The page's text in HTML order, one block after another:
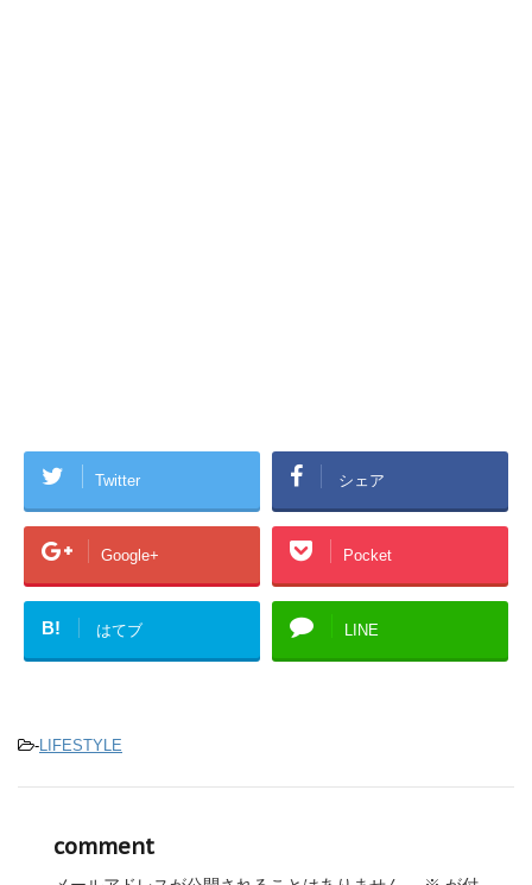
Twitter シェア
Google+ Pocket
B! はてブ LINE
-LIFESTYLE
comment